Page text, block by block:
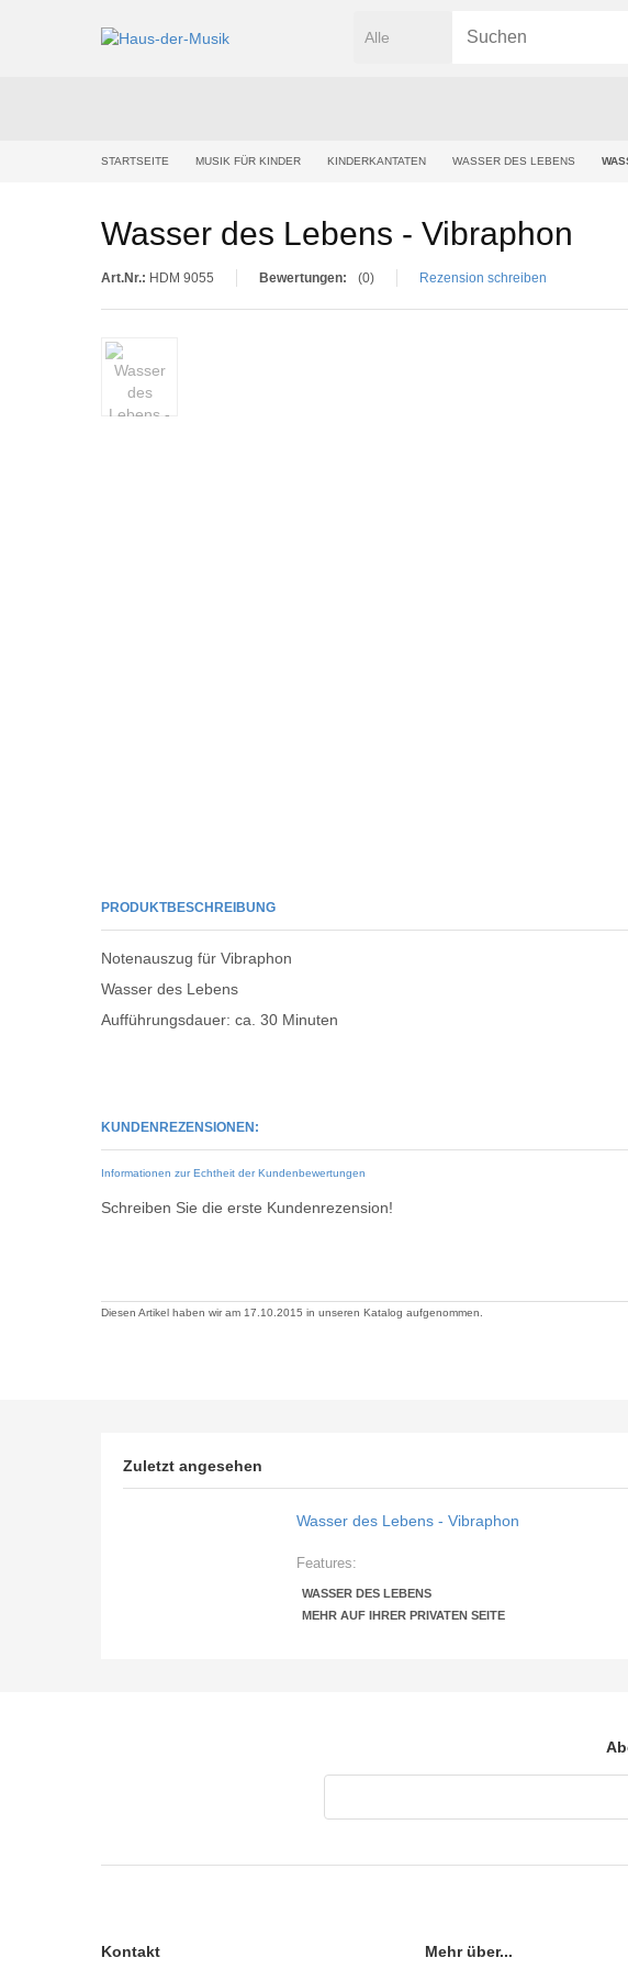
STARTSEITE MUSIK FÜR KINDER KINDERKANTATEN WASSER DES LEBENS
Wasser des Lebens - Vibraphon
Art.Nr.: HDM 9055 Bewertungen: (0) Rezension schreiben
PRODUKTBESCHREIBUNG
Notenauszug für Vibraphon
Wasser des Lebens
Aufführungsdauer: ca. 30 Minuten
KUNDENREZENSIONEN:
Informationen zur Echtheit der Kundenbewertungen
Schreiben Sie die erste Kundenrezension!
Diesen Artikel haben wir am 17.10.2015 in unseren Katalog aufgenommen.
Zuletzt angesehen
Wasser des Lebens - Vibraphon
Features:
WASSER DES LEBENS
MEHR AUF IHRER PRIVATEN SEITE
Kontakt Mehr über...